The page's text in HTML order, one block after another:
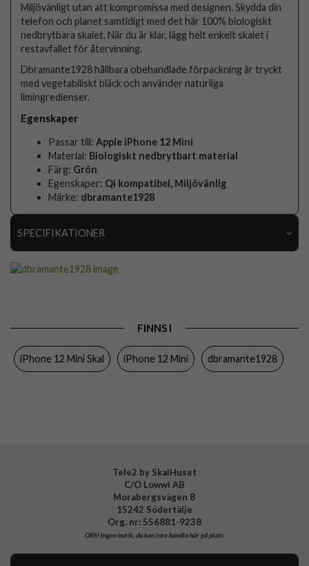
Miljövänligt utan att kompromissa med designen. Skydda din
telefon och planet samtidigt med det här 100% biologiskt
nedbrytbara skalet. När du är klar, lägg helt enkelt skalet i
restavfallet för återvinning.
Dbramante1928 hållbara obehandlade förpackning är tryckt
med vegetabiliskt bläck och använder naturliga
limingredienser.
Egenskaper
Passar till:Apple iPhone 12 Mini
Material: Biologiskt nedbrytbart material
Färg: Grön
Egenskaper: Qi kompatibel, Miljövänlig
Märke: dbramante1928
SPECIFIKATIONER
Miljövänlig, Trådlös laddning-kompatibel
Färg Grön
FINNS I
iPhone 12 Mini Skal iPhone 12 Mini dbramante1928
Tele2 by SkalHuset
C/O Lowwi AB
Morabergsvägen 8
15242 Södertälje
Org. nr: 556881-9238
OBS!Ingen butik, du kan inte handla här på plats